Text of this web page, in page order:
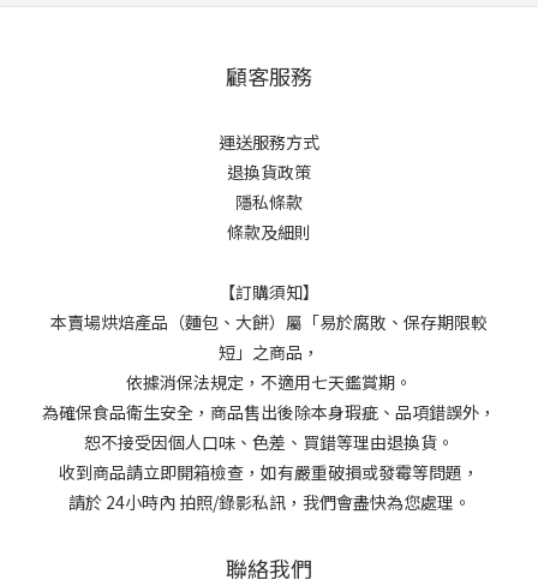
顧客服務
運送服務方式
退換貨政策
隱私條款
條款及細則
【訂購須知】
本賣場烘焙產品（麵包、大餅）屬「易於腐敗、保存期限較
短」之商品，
依據消保法規定，不適用七天鑑賞期。
為確保食品衛生安全，商品售出後除本身瑕疵、品項錯誤外，
恕不接受因個人口味、色差、買錯等理由退換貨。
收到商品請立即開箱檢查，如有嚴重破損或發霉等問題，
請於 24小時內 拍照/錄影私訊，我們會盡快為您處理。
聯絡我們